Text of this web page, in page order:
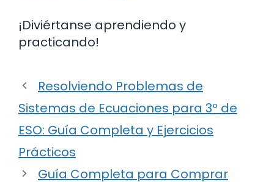
¡Diviértanse aprendiendo y
practicando!
Resolviendo Problemas de
Sistemas de Ecuaciones para 3º de
ESO: Guía Completa y Ejercicios
Prácticos
Guía Completa para Comprar